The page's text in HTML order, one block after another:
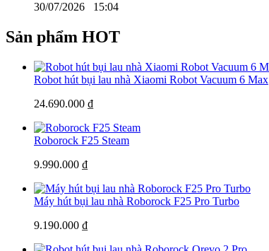
30/07/2026 15:04
Sản phẩm HOT
Robot hút bụi lau nhà Xiaomi Robot Vacuum 6 Max
24.690.000 ₫
Roborock F25 Steam
9.990.000 ₫
Máy hút bụi lau nhà Roborock F25 Pro Turbo
9.190.000 ₫